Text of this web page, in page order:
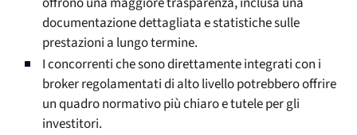
documentazione dettagliata e statistiche sulle
prestazioni a lungo termine.
I concorrenti che sono direttamente integrati con i
broker regolamentati di alto livello potrebbero offrire
un quadro normativo più chiaro e tutele per gli
investitori.